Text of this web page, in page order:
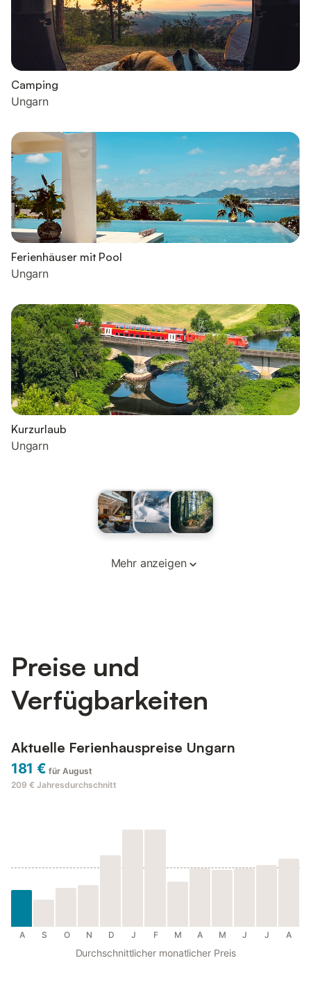
Camping
Ungarn
Ferienhäuser mit Pool
Ungarn
Kurzurlaub
Ungarn
Mehr anzeigen
Preise und
Verfügbarkeiten
Aktuelle Ferienhauspreise Ungarn
181 € für August
209 € Jahresdurchschnitt
A S O N D J F M A M J J A
Durchschnittlicher monatlicher Preis